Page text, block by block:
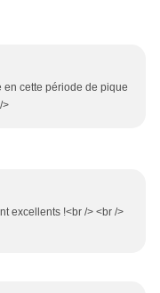
en cette période de pique
>
excellents !<br /> <br />